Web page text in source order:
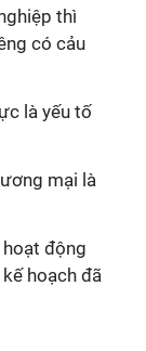
thì
có cảu
là yếu tố
mại là
động
hoạch đã